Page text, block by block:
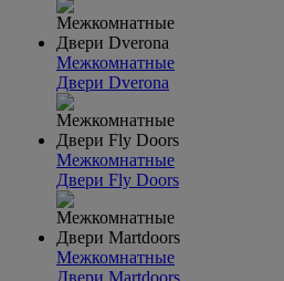
Межкомнатные
Двери Dverona
Межкомнатные
Двери Fly Doors
Межкомнатные
Двери Martdoors